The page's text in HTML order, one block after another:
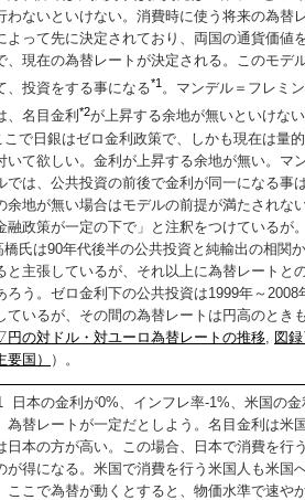
わないといけない。消費時に使う将来の為替
よって先に決定されており、両国の通貨価値
、現在の為替レートが決定される。このモデ
、投資をする事になる*1 。マンデル＝フレミ
、名目金利 *2が上昇する余地が無いといけない
こで日銀はゼロ金利政策で、しかも現在は量
いて欲しい。金利が上昇する余地が無い。マ
では、公共投資の前後で金利が同一になる事
余地が無い場合はモデルの前提が満たされな
融政策が一定の下で」と注釈をつけているが。
橋氏は90年代後半の公共投資と純輸出の相関
と主張しているが、それ以上に為替レートと
ろう。ゼロ金利下の公共投資は1999年～
ているが、その間の為替レートは円高のとき
の対ドル・対ユーロ為替レートの推移 図
要国）
）。
日本の金利が0%、インフレ率-1%、米国の
為替レートが一定だとしよう。名目金利は米
日本の方が高い。この場合、日本で消費を行
が得になる。米国で消費を行う米国人も米国
ここで為替が動くとすると、物価水準で速や